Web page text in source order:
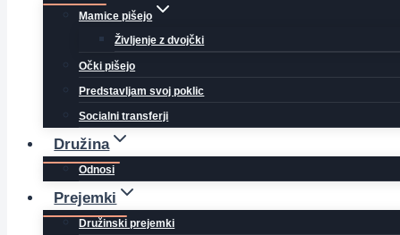
Mamice pišejo
Življenje z dvojčki
Očki pišejo
Predstavljam svoj poklic
Socialni transferji
Družina
Odnosi
Prejemki
Družinski prejemki